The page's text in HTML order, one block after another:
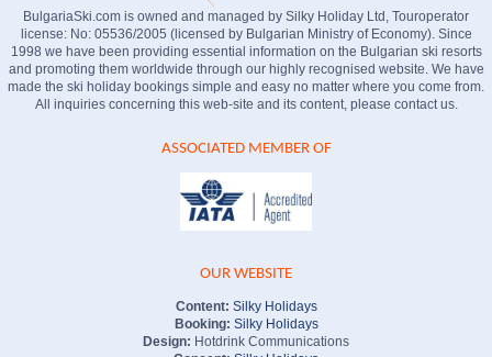
BulgariaSki.com is owned and managed by Silky Holiday Ltd, Touroperator
license: No: 05536/2005 (licensed by Bulgarian Ministry of Economy). Since
1998 we have been providing essential information on the Bulgarian ski resorts
and promoting them worldwide through our highly recognised website. We have
made the ski holiday bookings simple and easy no matter where you come from.
All inquiries concerning this web-site and its content, please contact us.
ASSOCIATED MEMBER OF
OUR WEBSITE
Content: Silky Holidays
Booking: Silky Holidays
Design: Hotdrink Communications